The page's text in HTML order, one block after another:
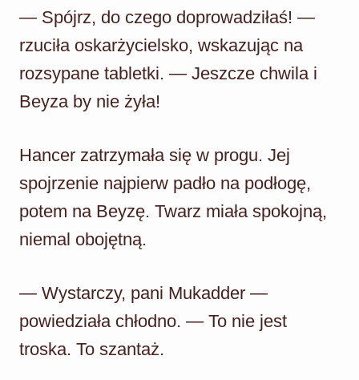
— Spójrz, do czego doprowadziłaś! —
rzuciła oskarżycielsko, wskazując na
rozsypane tabletki. — Jeszcze chwila i
Beyza by nie żyła!
Hancer zatrzymała się w progu. Jej
spojrzenie najpierw padło na podłogę,
potem na Beyzę. Twarz miała spokojną,
niemal obojętną.
— Wystarczy, pani Mukadder —
powiedziała chłodno. — To nie jest
troska. To szantaż.